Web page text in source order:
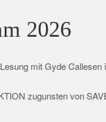
2026
mit Gyde Callesen
zugunsten von